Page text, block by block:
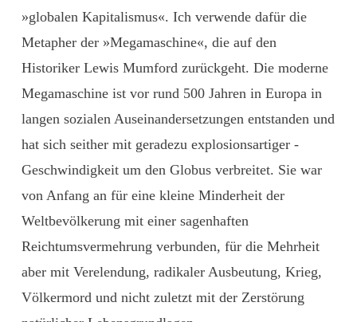
»globalen Kapitalismus«. Ich verwende dafür die
Metapher der »Megamaschine«, die auf den
Historiker Lewis Mumford zurückgeht. Die moderne
Megamaschine ist vor rund 500 Jahren in Europa in
langen sozialen Auseinandersetzungen entstanden und
hat sich seither mit geradezu explosionsartiger ­
Geschwindigkeit um den Globus verbreitet. Sie war
von Anfang an für eine kleine Minderheit der
Weltbevölkerung mit einer sagenhaften
Reichtumsvermehrung verbunden, für die Mehrheit
aber mit Ver­elendung, radikaler Ausbeutung, Krieg,
Völkermord und nicht zuletzt mit der Zerstörung